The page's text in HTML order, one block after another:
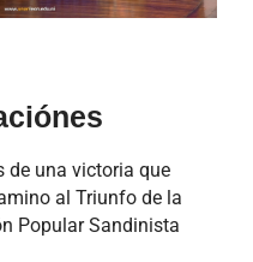
de una victoria que
al Triunfo de la
Popular Sandinista